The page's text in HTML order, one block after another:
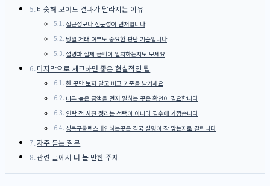
비슷해 보여도 결과가 달라지는 이유
접근성보다 전문성이 먼저입니다
당일 거래 여부도 중요한 판단 기준입니다
설명과 실제 금액이 일치하는지도 보세요
마지막으로 체크하면 좋은 현실적인 팁
한 곳만 보지 말고 비교 기준을 남기세요
너무 높은 금액을 먼저 말하는 곳은 확인이 필요합니다
연락 전 사진 정리는 선택이 아니라 필수에 가깝습니다
성북구롤렉스매입하는곳은 결국 설명이 잘 맞는지로 갈립니다
자주 묻는 질문
관련 글에서 더 볼 만한 주제